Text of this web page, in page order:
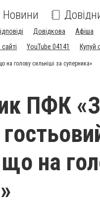
Новини
Довідкова Афіша
YouTube 04141 Купуй
на голову сильніші за суперника»
ПФК
на